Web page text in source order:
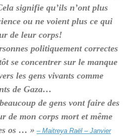
signifie qu’ils n’ont plus
ou ne voient plus ce qui
de leur corps!
politiquement correctes
se concentrer sur le manque
les gens vivants comme
de Gaza…
de gens vont faire des
de mon corps mort et même
os … » – Maitreya Raël – Janvier